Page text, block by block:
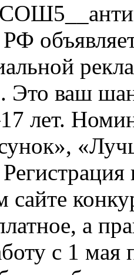
РФ
Это ваш
лет.
сайте
а
с 1 мая